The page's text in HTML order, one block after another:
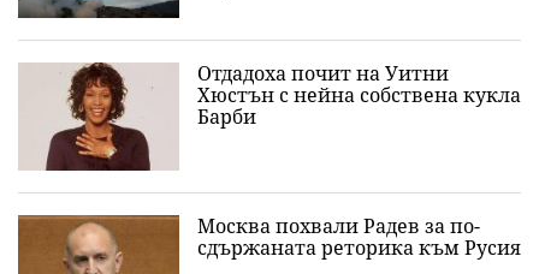
Отдадоха почит на Уитни
Хюстън с нейна собствена кукла
Барби
Москва похвали Радев за по-
сдържаната реторика към Русия